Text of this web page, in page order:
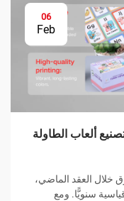
06
Feb
ألعاب الطاولة
خلال العقد الماضي،
سنويًّا. ومع